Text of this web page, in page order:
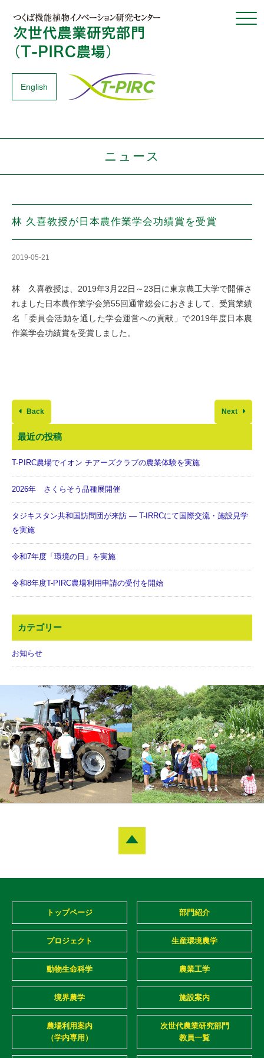
English
Click
ニュース
林 久喜教授が日本農作業学会功績賞を受賞
2019-05-21
林 久喜教授は、2019年3月22日～23日に東京農工大学で開催さ
れました日本農作業学会第55回通常総会におきまして、受賞業績
名「委員会活動を通した学会運営への貢献」で2019年度日本農
作業学会功績賞を受賞しました。
Back Next
最近の投稿
T-PIRC農場でイオン チアーズクラブの農業体験を実施
2026年 さくらそう品種展開催
タジキスタン共和国訪問団が来訪 ― T-IRRCにて国際交流・施設見学
を実施
令和7年度「環境の日」を実施
令和8年度T-PIRC農場利用申請の受付を開始
カテゴリー
お知らせ
トップページ 部門紹介
プロジェクト 生産環境農学
動物生命科学 農業工学
境界農学 施設案内
農場利用案内
（学内専用）
次世代農業研究部門
教員一覧